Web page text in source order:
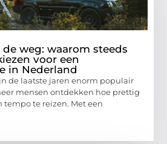
weg: waarom steeds
voor een
in Nederland
de laatste jaren enorm populair
mensen ontdekken hoe prettig
tempo te reizen. Met een